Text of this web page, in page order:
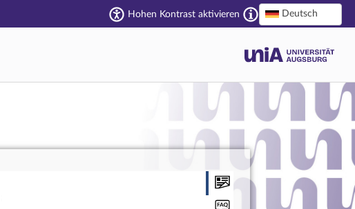
Hohen Kontrast aktivieren Deutsch